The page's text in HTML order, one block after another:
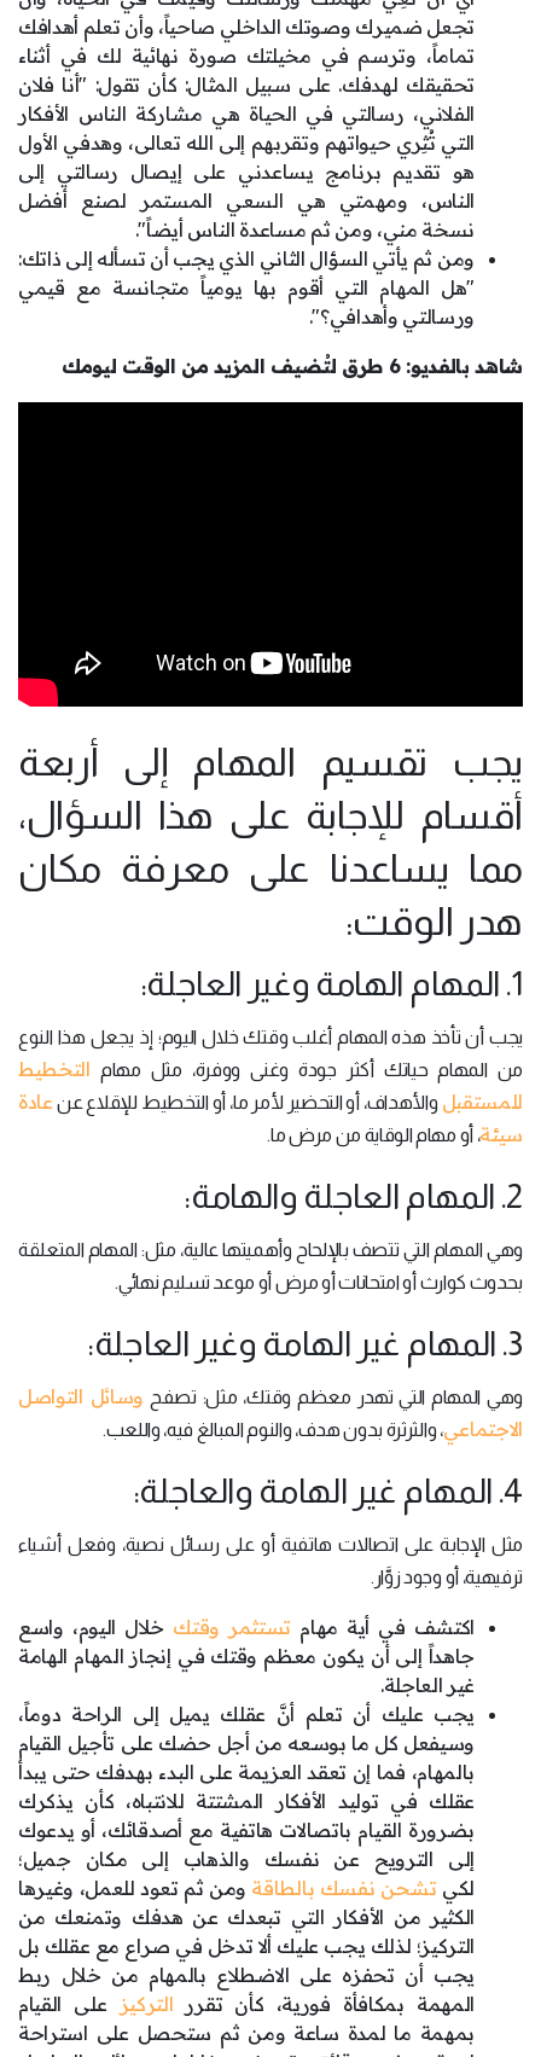
تجعل ضميرك وصوتك الداخلي صاحياً، وأن تعلم أهدافك
تماماً، وترسم في مخيلتك صورة نهائية لك في أثناء
تحقيقك لهدفك. على سبيل المثال: كأن تقول: "أنا فلان
الفلاني، رسالتي في الحياة هي مشاركة الناس الأفكار
التي تُثِري حيواتهم وتقربهم إلى الله تعالى، وهدفي الأول
هو تقديم برنامج يساعدني على إيصال رسالتي إلى
الناس، ومهمتي هي السعي المستمر لصنع أفضل
نسخة مني، ومن ثم مساعدة الناس أيضاً".
ومن ثم يأتي السؤال الثاني الذي يجب أن تسأله إلى ذاتك:
"هل المهام التي أقوم بها يومياً متجانسة مع قيمي
ورسالتي وأهدافي؟".
شاهد بالفديو: 6 طرق لتُضيف المزيد من الوقت ليومك
يجب تقسيم المهام إلى أربعة
أقسام للإجابة على هذا السؤال،
مما يساعدنا على معرفة مكان
هدر الوقت:
1. المهام الهامة وغير العاجلة:
يجب أن تأخذ هذه المهام أغلب وقتك خلال اليوم؛ إذ يجعل هذا النوع
من المهام حياتك أكثر جودة وغنى ووفرة، مثل مهام التخطيط
للمستقبل والأهداف، أو التحضير لأمر ما، أو التخطيط للإقلاع عن عادة
سيئة، أو مهام الوقاية من مرض ما.
2. المهام العاجلة والهامة:
وهي المهام التي تتصف بالإلحاح وأهميتها عالية، مثل: المهام المتعلقة
بحدوث كوارث أو امتحانات أو مرض أو موعد تسليم نهائي.
3. المهام غير الهامة وغير العاجلة:
وهي المهام التي تهدر معظم وقتك، مثل: تصفح وسائل التواصل
الاجتماعي، والثرثرة بدون هدف، والنوم المبالغ فيه، واللعب.
4. المهام غير الهامة والعاجلة:
مثل الإجابة على اتصالات هاتفية أو على رسائل نصية، وفعل أشياء
ترفيهية، أو وجود زوَّار.
اكتشف في أية مهام تستثمر وقتك خلال اليوم، واسع
جاهداً إلى أن يكون معظم وقتك في إنجاز المهام الهامة
غير العاجلة.
يجب عليك أن تعلم أنَّ عقلك يميل إلى الراحة دوماً،
وسيفعل كل ما بوسعه من أجل حضك على تأجيل القيام
بالمهام، فما إن تعقد العزيمة على البدء بهدفك حتى يبدأ
عقلك في توليد الأفكار المشتتة للانتباه، كأن يذكرك
بضرورة القيام باتصالات هاتفية مع أصدقائك، أو يدعوك
إلى الترويح عن نفسك والذهاب إلى مكان جميل؛
لكي تشحن نفسك بالطاقة ومن ثم تعود للعمل، وغيرها
الكثير من الأفكار التي تبعدك عن هدفك وتمنعك من
التركيز؛ لذلك يجب عليك ألا تدخل في صراع مع عقلك بل
يجب أن تحفزه على الاضطلاع بالمهام من خلال ربط
المهمة بمكافأة فورية، كأن تقرر التركيز
على القيام
بمهمة ما لمدة ساعة ومن ثم ستحصل على استراحة